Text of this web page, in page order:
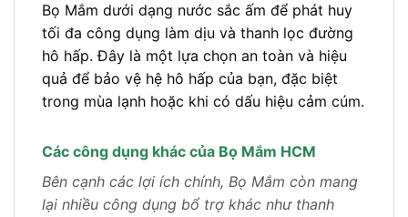
Bọ Mắm dưới dạng nước sắc ấm để phát huy
tối đa công dụng làm dịu và thanh lọc đường
hô hấp. Đây là một lựa chọn an toàn và hiệu
quả để bảo vệ hệ hô hấp của bạn, đặc biệt
trong mùa lạnh hoặc khi có dấu hiệu cảm cúm.
Các công dụng khác của Bọ Mắm HCM
Bên cạnh các lợi ích chính, Bọ Mắm còn mang
lại nhiều công dụng bổ trợ khác như thanh